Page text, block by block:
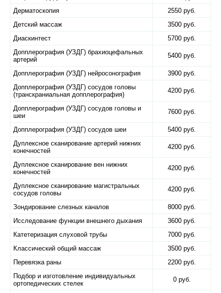
Дерматоскопия
2550 руб.
Детский массаж
3500 руб.
Диаскинтест
5700 руб.
Допплерография (УЗДГ) брахиоцефальных
артерий
5400 руб.
Допплерография (УЗДГ) нейросонография
3900 руб.
Допплерография (УЗДГ) сосудов головы
(транскраниальная допплерография)
4200 руб.
Допплерография (УЗДГ) сосудов головы и
шеи
7600 руб.
Допплерография (УЗДГ) сосудов шеи
5400 руб.
Дуплексное сканирование артерий нижних
конечностей
4200 руб.
Дуплексное сканирование вен нижних
конечностей
4200 руб.
Дуплексное сканирование магистральных
сосудов головы
4200 руб.
Зондирование слезных каналов
8000 руб.
Исследование функции внешнего дыхания
3600 руб.
Катетеризация слуховой трубы
7000 руб.
Классический общий массаж
3500 руб.
Перевязка раны
2200 руб.
Подбор и изготовление индивидуальных
ортопедических стелек
0 руб.